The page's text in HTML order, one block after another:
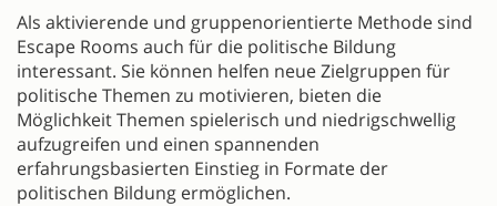
Als aktivierende und gruppenorientierte Methode sind
Escape Rooms auch für die politische Bildung
interessant. Sie können helfen neue Zielgruppen für
politische Themen zu motivieren, bieten die
Möglichkeit Themen spielerisch und niedrigschwellig
aufzugreifen und einen spannenden
erfahrungsbasierten Einstieg in Formate der
politischen Bildung ermöglichen.